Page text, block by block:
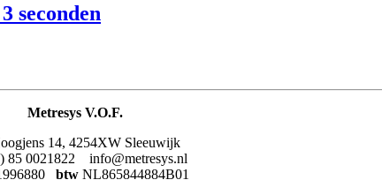
seconden
Metresys V.O.F.
14, 4254XW Sleeuwijk
85 0021822 info@metresys.nl
btw NL865844884B01